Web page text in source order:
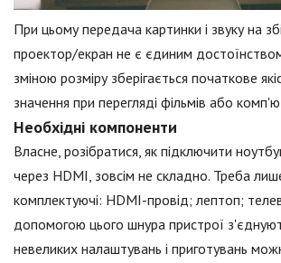
При цьому передача картинки і звуку на
проектор/екран не є єдиним
зміною розміру зберігається початкове
значення при перегляді фільмів або
Необхідні компоненти
Власне, розібратися, як підключити
через HDMI, зовсім не складно. Треба
комплектуючі: HDMI-провід; лептоп;
допомогою цього шнура пристрої
невеликих налаштувань і приготувань